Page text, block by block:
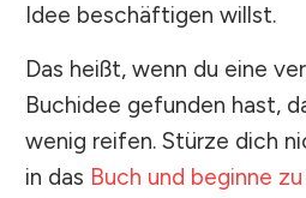
Idee beschäftigen willst.
Das heißt, wenn du eine
Buchidee gefunden hast,
wenig reifen. Stürze dich
in das Buch und beginne